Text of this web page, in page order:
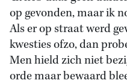
op gevonden, maar ik
Als er op straat werd
kwesties ofzo, dan
Men hield zich niet
orde maar bewaard